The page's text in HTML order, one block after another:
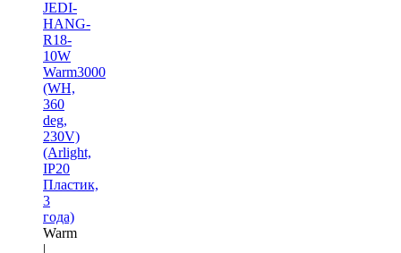
JEDI-
HANG-
R18-
10W
Warm3000
(WH,
360
deg,
230V)
(Arlight,
IP20
Пластик,
3
года)
Warm
|